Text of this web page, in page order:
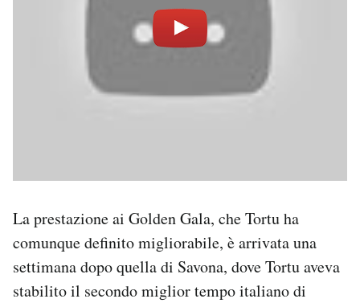
La prestazione ai Golden Gala, che Tortu ha
comunque definito migliorabile, è arrivata una
settimana dopo quella di Savona, dove Tortu aveva
stabilito il secondo miglior tempo italiano di